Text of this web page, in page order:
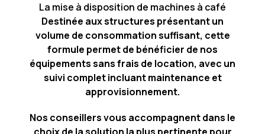
La mise à disposition de machines à café
Destinée aux structures présentant un
volume de consommation suffisant, cette
formule permet de bénéficier de nos
équipements sans frais de location, avec un
suivi complet incluant maintenance et
approvisionnement.
Nos conseillers vous accompagnent dans le